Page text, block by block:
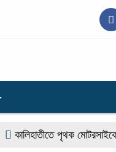
কালিহাতীতে পৃথক মোটরসাইকেল